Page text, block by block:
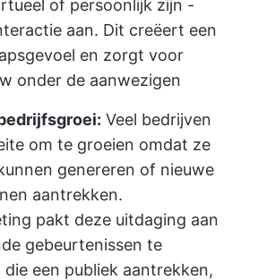
of persoonlijk zijn -
aan. Dit creëert een
en zorgt voor
onder de aanwezigen
Veel bedrijven
om te groeien omdat ze
genereren of nieuwe
aantrekken.
pakt deze uitdaging aan
gebeurtenissen te
die een publiek aantrekken,